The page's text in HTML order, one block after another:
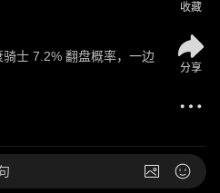
士 7.2% 翻盘概率，一边
收藏
分享